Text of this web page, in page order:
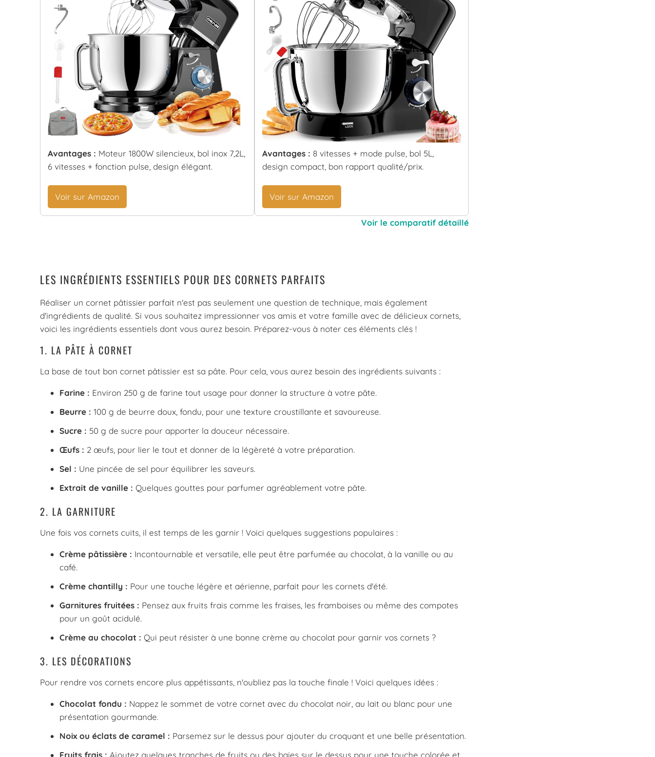
Avantages : Moteur 1800W silencieux, bol inox 7,2L,
6 vitesses + fonction pulse, design élégant.
Voir sur Amazon
Avantages : 8 vitesses + mode pulse, bol 5L,
design compact, bon rapport qualité/prix.
Voir sur Amazon
Voir le comparatif détaillé
LES INGRÉDIENTS ESSENTIELS POUR DES CORNETS PARFAITS
Réaliser un cornet pâtissier parfait n'est pas seulement une question de technique, mais également
d'ingrédients de qualité. Si vous souhaitez impressionner vos amis et votre famille avec de délicieux cornets,
voici les ingrédients essentiels dont vous aurez besoin. Préparez-vous à noter ces éléments clés !
1. LA PÂTE À CORNET
La base de tout bon cornet pâtissier est sa pâte. Pour cela, vous aurez besoin des ingrédients suivants :
Farine : Environ 250 g de farine tout usage pour donner la structure à votre pâte.
Beurre : 100 g de beurre doux, fondu, pour une texture croustillante et savoureuse.
Sucre : 50 g de sucre pour apporter la douceur nécessaire.
Œufs : 2 œufs, pour lier le tout et donner de la légèreté à votre préparation.
Sel : Une pincée de sel pour équilibrer les saveurs.
Extrait de vanille : Quelques gouttes pour parfumer agréablement votre pâte.
2. LA GARNITURE
Une fois vos cornets cuits, il est temps de les garnir ! Voici quelques suggestions populaires :
Crème pâtissière : Incontournable et versatile, elle peut être parfumée au chocolat, à la vanille ou au
café.
Crème chantilly : Pour une touche légère et aérienne, parfait pour les cornets d'été.
Garnitures fruitées : Pensez aux fruits frais comme les fraises, les framboises ou même des compotes
pour un goût acidulé.
Crème au chocolat : Qui peut résister à une bonne crème au chocolat pour garnir vos cornets ?
3. LES DÉCORATIONS
Pour rendre vos cornets encore plus appétissants, n'oubliez pas la touche finale ! Voici quelques idées :
Chocolat fondu : Nappez le sommet de votre cornet avec du chocolat noir, au lait ou blanc pour une
présentation gourmande.
Noix ou éclats de caramel : Parsemez sur le dessus pour ajouter du croquant et une belle présentation.
Fruits frais : Ajoutez quelques tranches de fruits ou des baies sur le dessus pour une touche colorée et